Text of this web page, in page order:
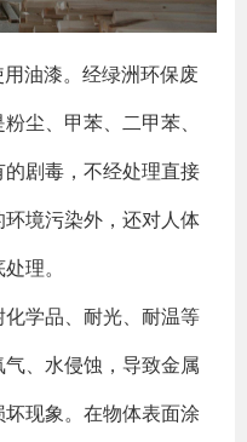
油漆。经绿洲环保废
尘、甲苯、二甲苯、
剧毒，不经处理直接
境污染外，还对人体
理。
学品、耐光、耐温等
、水侵蚀，导致金属
现象。在物体表面涂